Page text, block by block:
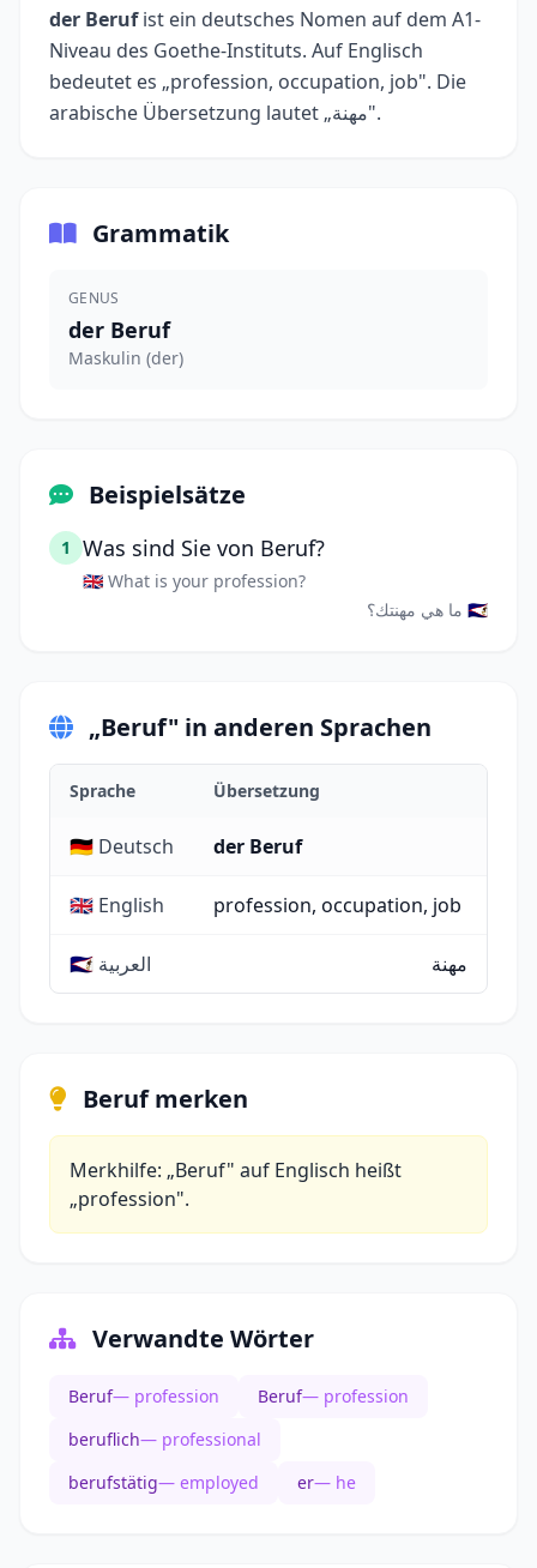
der Berufist ein deutsches Nomen auf dem A1-
Niveau des Goethe-Instituts. Auf Englisch
bedeutet es „profession, occupation, job". Die
arabische Übersetzung lautet „مهنة".
Grammatik
GENUS
der Beruf
Maskulin (der)
Beispielsätze
1 Was sind Sie von Beruf?
🇬🇧 What is your profession?
🇸🇦 ما هي مهنتك؟
„Beruf" in anderen Sprachen
Sprache Übersetzung
🇩🇪 Deutsch der Beruf
🇬🇧 English profession, occupation, job
🇸🇦 العربية مهنة
Beruf merken
Merkhilfe: „Beruf" auf Englisch heißt
„profession".
Verwandte Wörter
Beruf— profession Beruf— profession
beruflich— professional
berufstätig— employed er— he